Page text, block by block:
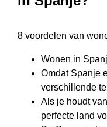
8 voordelen van
Wonen in
Omdat Spanje
verschillende
Als je houdt
perfecte land